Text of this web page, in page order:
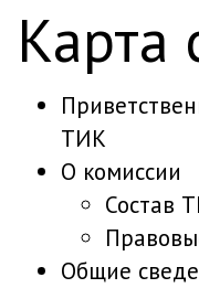
Карта
ТИК
О комиссии
Состав
Общие